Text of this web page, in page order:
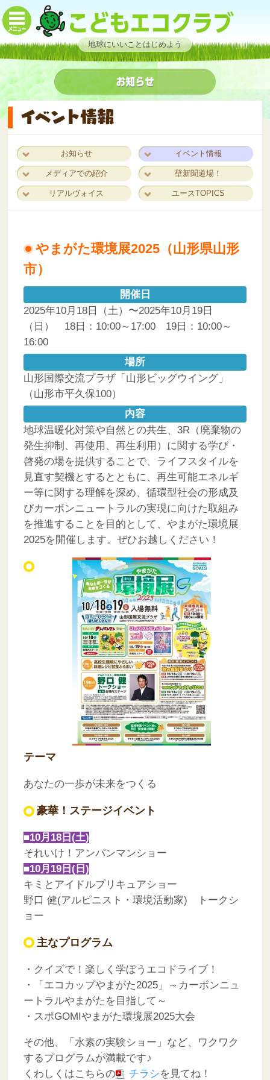
地球にいいことはじめよう
お知らせ イベント情報
メディアでの紹介 壁新聞道場！
リアルヴォイス ユースTOPICS
やまがた環境展2025（山形県山形
市）
開催日
2025年10月18日（土）〜2025年10月19日
（日） 18日：10:00～17:00 19日：10:00～
16:00
場所
山形国際交流プラザ「山形ビッグウイング」
（山形市平久保100）
内容
地球温暖化対策や自然との共生、3R（廃棄物の
発生抑制、再使用、再生利用）に関する学び・
啓発の場を提供することで、ライフスタイルを
見直す契機とするとともに、再生可能エネルギ
ー等に関する理解を深め、循環型社会の形成及
びカーボンニュートラルの実現に向けた取組み
を推進することを目的として、やまがた環境展
2025を開催します。ぜひお越しください！
テーマ
あなたの一歩が未来をつくる
豪華！ステージイベント
■10月18日(土)
それいけ！アンパンマンショー
■10月19日(日)
キミとアイドルプリキュアショー
野口 健(アルピニスト・環境活動家) トークシ
ョー
主なプログラム
・クイズで！楽しく学ぼうエコドライブ！
・「エコカップやまがた2025」～カーボンニュ
ートラルやまがたを目指して～
・スポGOMIやまがた環境展2025大会
その他、「水素の実験ショー」など、ワクワク
するプログラムが満載です♪
くわしくはこちらの
チラシを見てね！